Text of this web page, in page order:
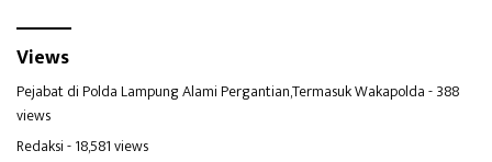
Views
Pejabat di Polda Lampung Alami Pergantian,Termasuk Wakapolda- 388
views
Redaksi- 18,581 views